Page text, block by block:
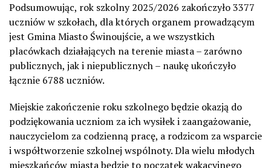
Podsumowując, rok szkolny 2025/2026 zakończyło 3377
uczniów w szkołach, dla których organem prowadzącym
jest Gmina Miasto Świnoujście, a we wszystkich
placówkach działających na terenie miasta – zarówno
publicznych, jak i niepublicznych – naukę ukończyło
łącznie 6788 uczniów.
Miejskie zakończenie roku szkolnego będzie okazją do
podziękowania uczniom za ich wysiłek i zaangażowanie,
nauczycielom za codzienną pracę, a rodzicom za wsparcie
i współtworzenie szkolnej wspólnoty. Dla wielu młodych
mieszkańców miasta będzie to początek wakacyjnego